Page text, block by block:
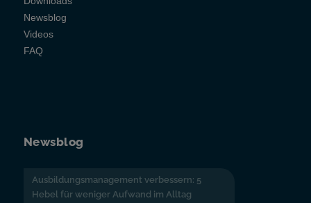
Newsblog
Videos
FAQ
Newsblog
Ausbildungsmanagement verbessern: 5
Hebel für weniger Aufwand im Alltag